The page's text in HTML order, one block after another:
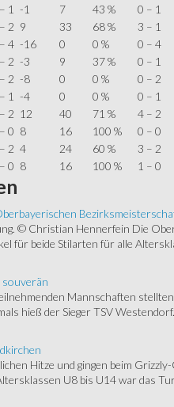
1 -1 7 43 % 0 – 1
2 9 33 68 % 3 – 1
4 -16 0 0 % 0 – 4
2 -3 9 37 % 0 – 1
2 -8 0 0 % 0 – 2
1 -4 0 0 % 0 – 1
2 12 40 71 % 4 – 2
0 8 16 100 % 0 – 0
2 4 24 60 % 3 – 2
0 8 16 100 % 1 – 0
© Christian Hennerfein Die
für beide Stilarten für alle
souverän
Mannschaften
hieß der Sieger TSV
Hitze und gingen beim
U8 bis U14 war das